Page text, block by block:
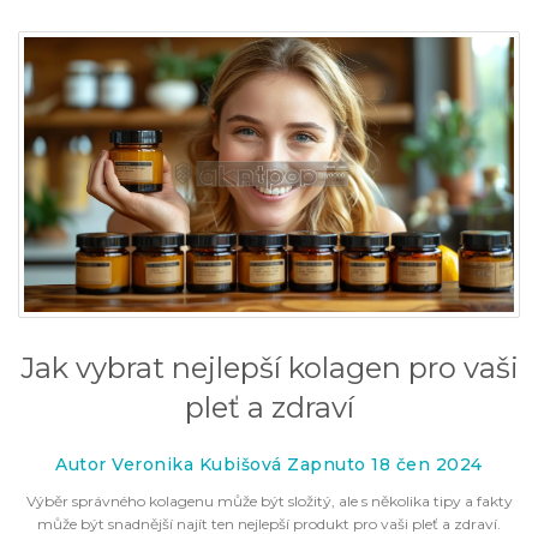
Jak vybrat nejlepší kolagen pro vaši
pleť a zdraví
Autor Veronika Kubišová Zapnuto 18 čen 2024
Výběr správného kolagenu může být složitý, ale s několika tipy a fakty
může být snadnější najít ten nejlepší produkt pro vaši pleť a zdraví.